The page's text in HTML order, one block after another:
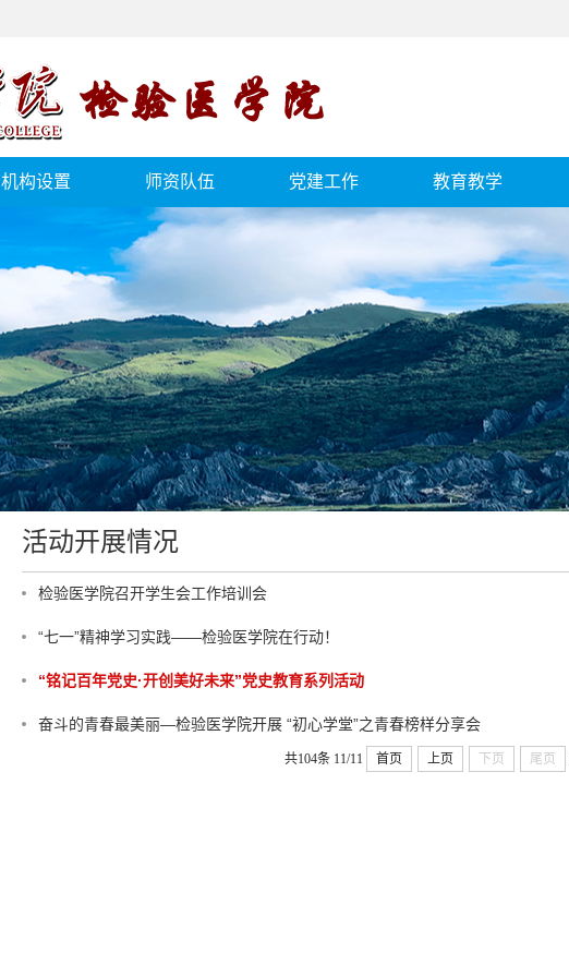
机构设置 师资队伍 党建工作 教育教学
活动开展情况
检验医学院召开学生会工作培训会
“七一”精神学习实践——检验医学院在行动！
“铭记百年党史·开创美好未来”党史教育系列活动
奋斗的青春最美丽—检验医学院开展 “初心学堂”之青春榜样分享会
共104条 11/11 首页 上页 下页 尾页